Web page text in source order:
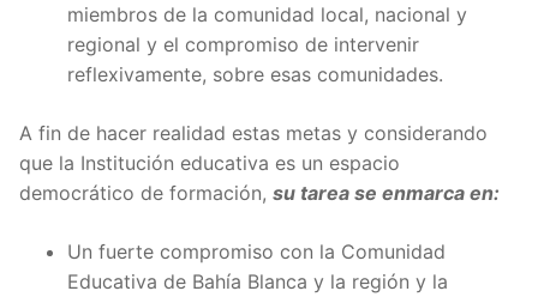
miembros de la comunidad local, nacional y
regional y el compromiso de intervenir
reflexivamente, sobre esas comunidades.
A fin de hacer realidad estas metas y considerando
que la Institución educativa es un espacio
democrático de formación, su tarea se enmarca en:
Un fuerte compromiso con la Comunidad
Educativa de Bahía Blanca y la región y la